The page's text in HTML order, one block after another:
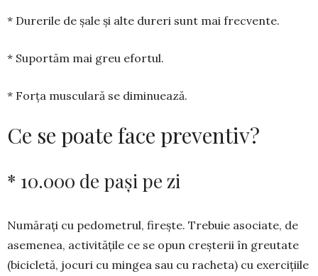
* Durerile de șale și alte dureri sunt mai frec­vente.
* Suportăm mai greu efortul.
* Forța musculară se dimi­nu­ează.
Ce se poate face preventiv?
* 10.000 de pași pe zi
Numărați cu pedometrul, fi­rește. Trebuie a­sociate, de
ase­me­nea, activită­țile ce se opun creș­terii în greutate
(bicicletă, jocuri cu min­gea sau cu racheta) cu exer­cițiile